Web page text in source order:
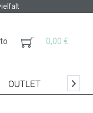
0,00 €
OUTLET 